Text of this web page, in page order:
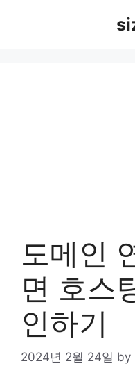
도메인
면 호스
인하기
2024년 2월 24일 by